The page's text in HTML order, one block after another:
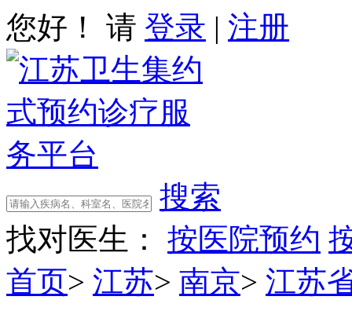
您好！ 请 登录 | 注册
搜索
找对医生：
按医院预约
首页> 江苏> 南京> 江苏